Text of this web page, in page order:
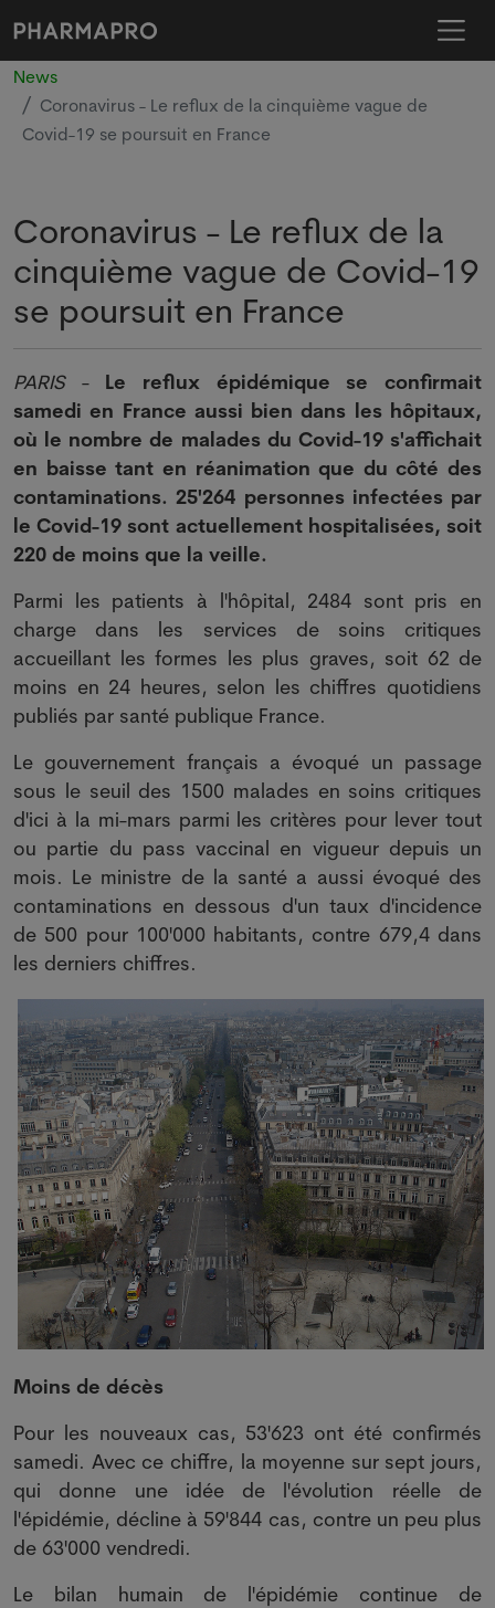
News
Coronavirus - Le reflux de la cinquième vague de
Covid-19 se poursuit en France
Coronavirus - Le reflux de la
cinquième vague de Covid-19
se poursuit en France
PARIS- Le reflux épidémique se confirmait
samedi en France aussi bien dans les hôpitaux,
où le nombre de malades du Covid-19 s'affichait
en baisse tant en réanimation que du côté des
contaminations. 25'264 personnes infectées par
le Covid-19 sont actuellement hospitalisées, soit
220 de moins que la veille.
Parmi les patients à l'hôpital, 2484 sont pris en
charge dans les services de soins critiques
accueillant les formes les plus graves, soit 62 de
moins en 24 heures, selon les chiffres quotidiens
publiés par santé publique France.
Le gouvernement français a évoqué un passage
sous le seuil des 1500 malades en soins critiques
d'ici à la mi-mars parmi les critères pour lever tout
ou partie du pass vaccinal en vigueur depuis un
mois. Le ministre de la santé a aussi évoqué des
contaminations en dessous d'un taux d'incidence
de 500 pour 100'000 habitants, contre 679,4 dans
les derniers chiffres.
Moins de décès
Pour les nouveaux cas, 53'623 ont été confirmés
samedi. Avec ce chiffre, la moyenne sur sept jours,
qui donne une idée de l'évolution réelle de
l'épidémie, décline à 59'844 cas, contre un peu plus
de 63'000 vendredi.
Le bilan humain de l'épidémie continue de